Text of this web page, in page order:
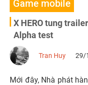
Game mobile
X HERO tung
Alpha test
Tran Huy 29/
Mới đây, Nhà phát